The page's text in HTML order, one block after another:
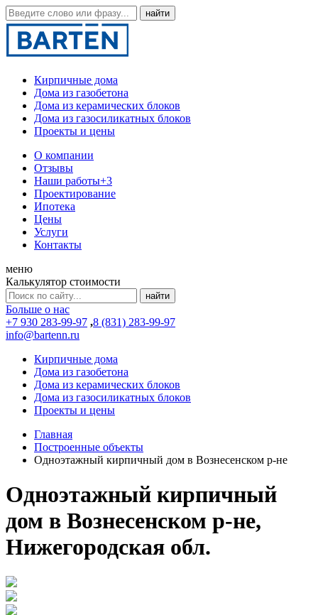
Кирпичные дома
Дома из газобетона
Дома из керамических блоков
Дома из газосиликатных блоков
Проекты и цены
О компании
Отзывы
Наши работы+3
Проектирование
Ипотека
Цены
Услуги
Контакты
меню
Калькулятор стоимости
Больше о нас
+7 930 283-99-97 ,8 (831) 283-99-97
info@bartenn.ru
Кирпичные дома
Дома из газобетона
Дома из керамических блоков
Дома из газосиликатных блоков
Проекты и цены
Главная
Построенные объекты
Одноэтажный кирпичный дом в Вознесенском р-не
Одноэтажный кирпичный
дом в Вознесенском р-не,
Нижегородская обл.